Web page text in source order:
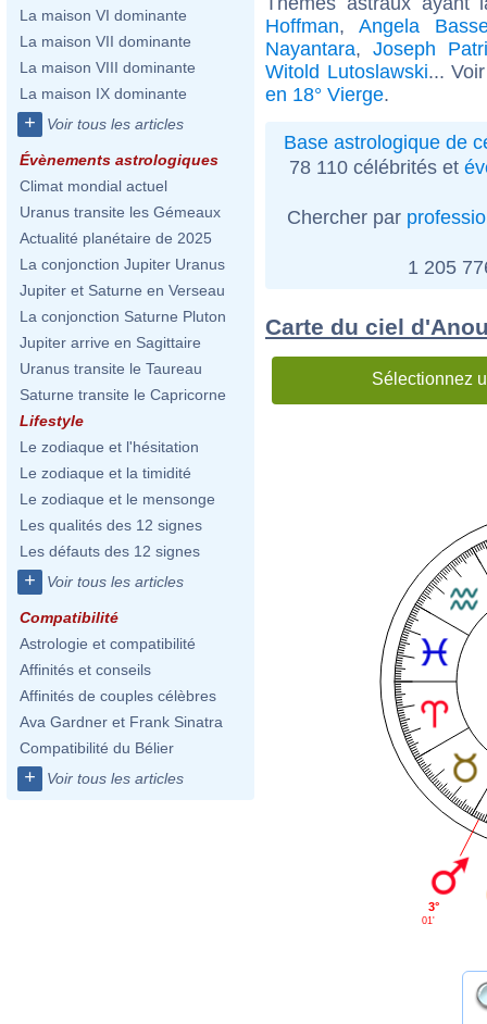
La maison VI dominante
La maison VII dominante
La maison VIII dominante
La maison IX dominante
+ Voir tous les articles
Évènements astrologiques
Climat mondial actuel
Uranus transite les Gémeaux
Actualité planétaire de 2025
La conjonction Jupiter Uranus
Jupiter et Saturne en Verseau
La conjonction Saturne Pluton
Jupiter arrive en Sagittaire
Uranus transite le Taureau
Saturne transite le Capricorne
Lifestyle
Le zodiaque et l'hésitation
Le zodiaque et la timidité
Le zodiaque et le mensonge
Les qualités des 12 signes
Les défauts des 12 signes
+ Voir tous les articles
Compatibilité
Astrologie et compatibilité
Affinités et conseils
Affinités de couples célèbres
Ava Gardner et Frank Sinatra
Compatibilité du Bélier
+ Voir tous les articles
Hoffman,Angela
Nayantara, Joseph
Witold Lutoslawski...
en 18° Vierge.
Base astrologique de
78 110 célébrités et
Chercher par
1 205
Carte du ciel
Sélectionnez
3°
01'